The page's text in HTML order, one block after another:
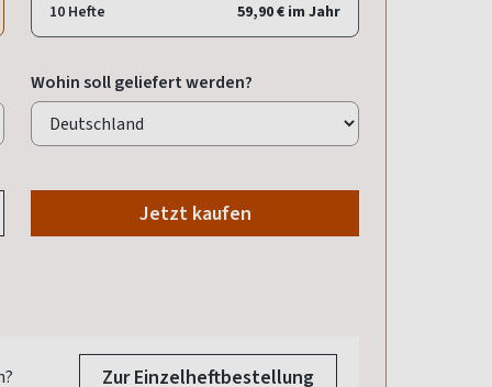
10 Hefte 59,90 € im Jahr
Wohin soll geliefert werden?
Jetzt kaufen
Zur Einzelheftbestellung